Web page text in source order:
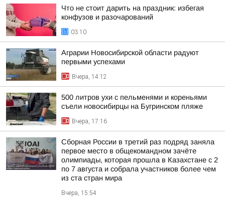
Что не стоит дарить на праздник: избегая
конфузов и разочарований
03:10
Аграрии Новосибирской области радуют
первыми успехами
Вчера, 14:12
500 литров ухи с пельменями и кореньями
съели новосибирцы на Бугринском пляже
Вчера, 17:16
Сборная России в третий раз подряд заняла
первое место в общекомандном зачёте
олимпиады, которая прошла в Казахстане с 2
по 7 августа и собрала участников более чем
из ста стран мира
Вчера, 15:54